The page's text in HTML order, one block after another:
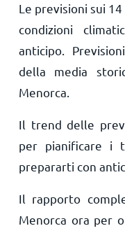
Le previsioni sui
condizioni
anticipo.
della media
Menorca.
Il trend delle
per pianificare i
prepararti con
Il rapporto
Menorca ora per